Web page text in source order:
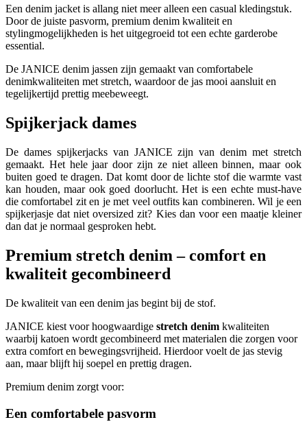
Een denim jacket is allang niet meer alleen een casual kledingstuk.
Door de juiste pasvorm, premium denim kwaliteit en
stylingmogelijkheden is het uitgegroeid tot een echte garderobe
essential.
De JANICE denim jassen zijn gemaakt van comfortabele
denimkwaliteiten met stretch, waardoor de jas mooi aansluit en
tegelijkertijd prettig meebeweegt.
Spijkerjack dames
De dames spijkerjacks van JANICE zijn van denim met stretch
gemaakt. Het hele jaar door zijn ze niet alleen binnen, maar ook
buiten goed te dragen. Dat komt door de lichte stof die warmte vast
kan houden, maar ook goed doorlucht. Het is een echte must-have
die comfortabel zit en je met veel outfits kan combineren. Wil je een
spijkerjasje dat niet oversized zit? Kies dan voor een maatje kleiner
dan dat je normaal gesproken hebt.
Premium stretch denim – comfort en
kwaliteit gecombineerd
De kwaliteit van een denim jas begint bij de stof.
JANICE kiest voor hoogwaardige stretch denim kwaliteiten
waarbij katoen wordt gecombineerd met materialen die zorgen voor
extra comfort en bewegingsvrijheid. Hierdoor voelt de jas stevig
aan, maar blijft hij soepel en prettig dragen.
Premium denim zorgt voor:
Een comfortabele pasvorm